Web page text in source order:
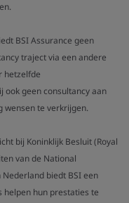
BSI Assurance geen
traject via een andere
hetzelfde
ook geen consultancy aan
wensen te verkrijgen.
bij Koninklijk Besluit (Royal
van de National
biedt BSI een
helpen hun prestaties te